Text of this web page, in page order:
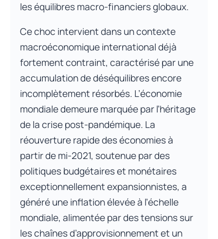
les équilibres macro-financiers globaux.
Ce choc intervient dans un contexte
macroéconomique international déjà
fortement contraint, caractérisé par une
accumulation de déséquilibres encore
incomplètement résorbés. L’économie
mondiale demeure marquée par l’héritage
de la crise post-pandémique. La
réouverture rapide des économies à
partir de mi-2021, soutenue par des
politiques budgétaires et monétaires
exceptionnellement expansionnistes, a
généré une inflation élevée à l’échelle
mondiale, alimentée par des tensions sur
les chaînes d’approvisionnement et un